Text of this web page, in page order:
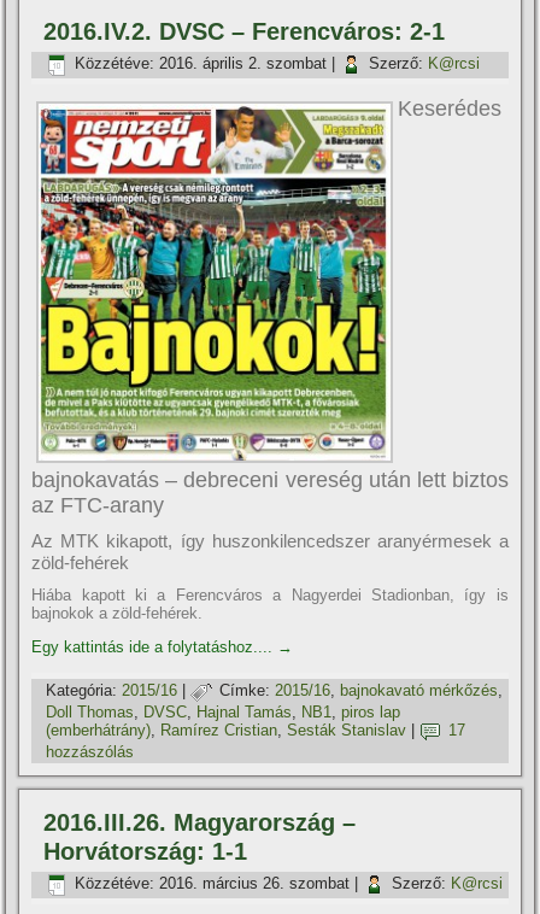
2016.IV.2. DVSC – Ferencváros: 2-1
Közzétéve: 2016. április 2. szombat Szerző: K@rcsi
Keserédes
bajnokavatás – debreceni vereség után lett biztos
az FTC-arany
Az MTK kikapott, í­gy huszonkilencedszer aranyérmesek a
zöld-fehérek
Hiába kapott ki a Ferencváros a Nagyerdei Stadionban, í­gy is
bajnokok a zöld-fehérek.
Egy kattintás ide a folytatáshoz....
→
Kategória: 2015/16 | Címke: 2015/16, bajnokavató mérkőzés,
Doll Thomas
DVSC Hajnal Tamás NB1 ,piros lap
(emberhátrány), Ramí­rez Cristian,Sesták Stanislav
17
hozzászólás
2016.III.26. Magyarország –
Horvátország: 1-1
Közzétéve: 2016. március 26. szombat Szerző: K@rcsi